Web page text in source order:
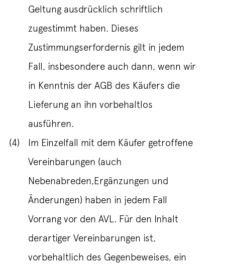
Geltung ausdrücklich schriftlich
zugestimmt haben. Dieses
Zustimmungserfordernis gilt in jedem
Fall, insbesondere auch dann, wenn wir
in Kenntnis der AGB des Käufers die
Lieferung an ihn vorbehaltlos
ausführen.
(4)
Im Einzelfall mit dem Käufer getroffene
Vereinbarungen (auch
Nebenabreden,Ergänzungen und
Änderungen) haben in jedem Fall
Vorrang vor den AVL. Für den Inhalt
derartiger Vereinbarungen ist,
vorbehaltlich des Gegenbeweises, ein